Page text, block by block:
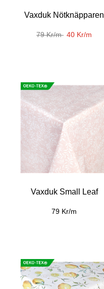
Vaxduk Nötknäpparen
79 Kr/m 40 Kr/m
Vaxduk Small Leaf
79 Kr/m